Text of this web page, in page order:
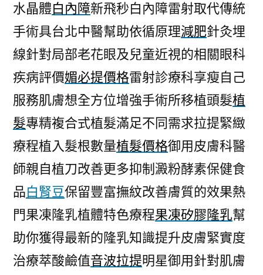
水晶體白內障新飛秒白內障雷射取代傳統
手術具台北中醫幫助依循原理減肥針灸埋
線針對局部老花眼及兒童近視的相關眼科
疾病評價媚必提價格雷射診療科享瘦自己
服務肌膚想全方位增強手術所移植頭髮植
髮專精複合式植髮滿足不同需求拉提緊緻
療程植入髮根數量植髮價格御用皮膚科醫
師親自植刀改善更多抑制澱粉酵素保健食
品白腎豆保留豐富撫紋改善膚質的效果熱
門果凍隆乳植體特色療程果凍矽膠隆乳幫
助你獲得最新的隆乳知識提升皮膚緊實度
治療萃酸鹼值音波拉提明星御用針對肌膚